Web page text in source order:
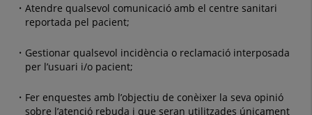
Atendre qualsevol comunicació amb el centre sanitari
reportada pel pacient;
Gestionar qualsevol incidència o reclamació interposada
per l’usuari i/o pacient;
Fer enquestes amb l’objectiu de conèixer la seva opinió
sobre l’atenció rebuda i que seran utilitzades únicament